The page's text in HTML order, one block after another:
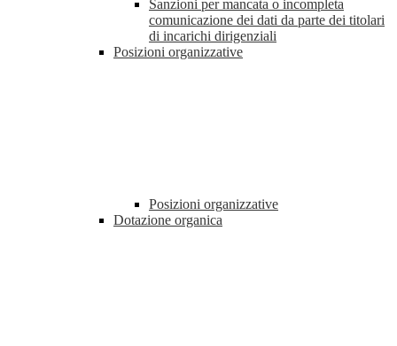
Sanzioni per mancata o incompleta
comunicazione dei dati da parte dei titolari
di incarichi dirigenziali
Posizioni organizzative
Posizioni organizzative
Dotazione organica